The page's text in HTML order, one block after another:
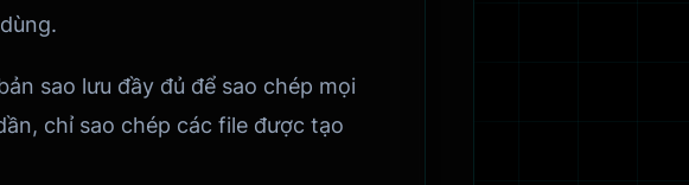
sao lưu đầy đủ để sao chép mọi
chỉ sao chép các file được tạo